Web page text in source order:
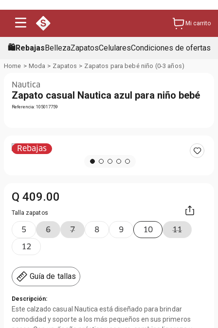
Mi carrito
🛍️RebajasBellezaZapatosCelularesCondiciones de ofertas
Moda Zapatos Zapatos para bebé niño (0-3 años)
Nautica
Zapato casual Nautica azul para niño bebé
Referencia:105017759
Rebajas
Q 409.00
Talla zapatos
5 6 7 8 9 10 11
12
Guía de tallas
Descripción:
Este calzado casual Nautica está diseñado para brindar
comodidad y soporte a los más pequeños en sus primeros